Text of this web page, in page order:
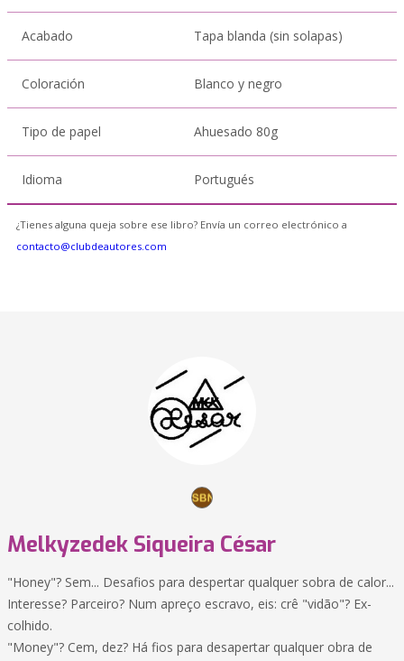
Acabado Tapa blanda (sin solapas)
Coloración Blanco y negro
Tipo de papel Ahuesado 80g
Idioma Portugués
¿Tienes alguna queja sobre ese libro? Envía un correo electrónico a
contacto@clubdeautores.com
Melkyzedek Siqueira César
"Honey"? Sem... Desafios para despertar qualquer sobra de calor...
Interesse? Parceiro? Num apreço escravo, eis: crê "vidão"? Ex-
colhido.
"Money"? Cem, dez? Há fios para desapertar qualquer obra de